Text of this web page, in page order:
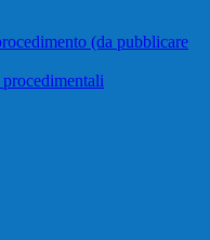
(da pubblicare